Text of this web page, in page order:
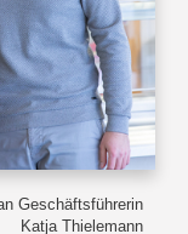
Geschäftsführerin
Katja Thielemann